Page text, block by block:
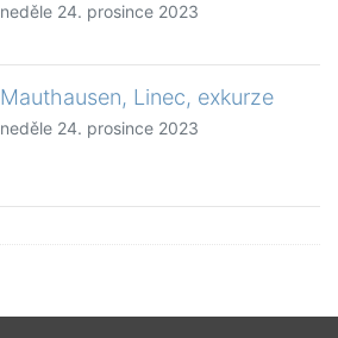
neděle 24. prosince 2023
Mauthausen, Linec, exkurze
neděle 24. prosince 2023